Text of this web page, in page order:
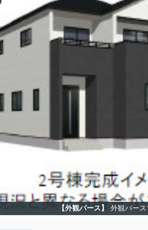
【外観パース】 外観パース